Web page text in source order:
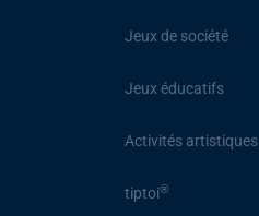
Jeux de société
Jeux éducatifs
Activités artistiques
tiptoi®